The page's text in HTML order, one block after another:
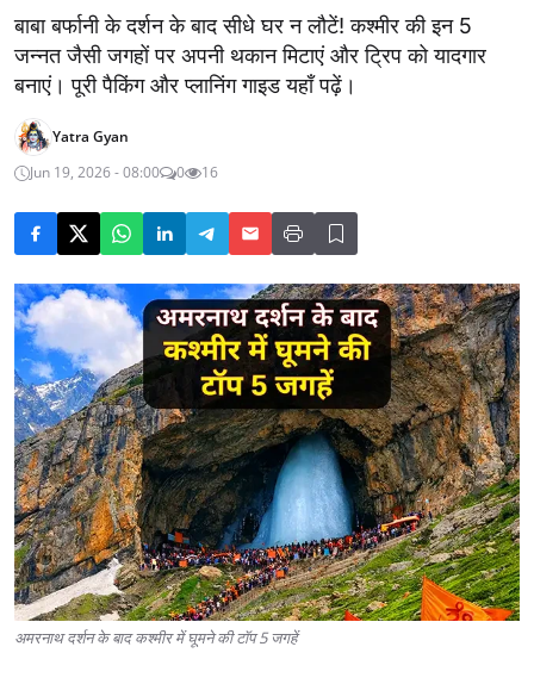
बाबा बर्फानी के दर्शन के बाद सीधे घर न लौटें! कश्मीर की इन 5
जन्नत जैसी जगहों पर अपनी थकान मिटाएं और ट्रिप को यादगार
बनाएं। पूरी पैकिंग और प्लानिंग गाइड यहाँ पढ़ें।
Yatra Gyan
Jun 19, 2026 - 08:00
0 16
अमरनाथ दर्शन के बाद कश्मीर में घूमने की टॉप 5 जगहें